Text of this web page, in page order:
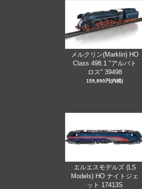
メルクリン(Marklin) HO
Class 498.1 "アルバト
ロス" 39498
159,890円(内税)
エルエスモデルズ (LS
Models) HO ナイトジェ
ット 17413S